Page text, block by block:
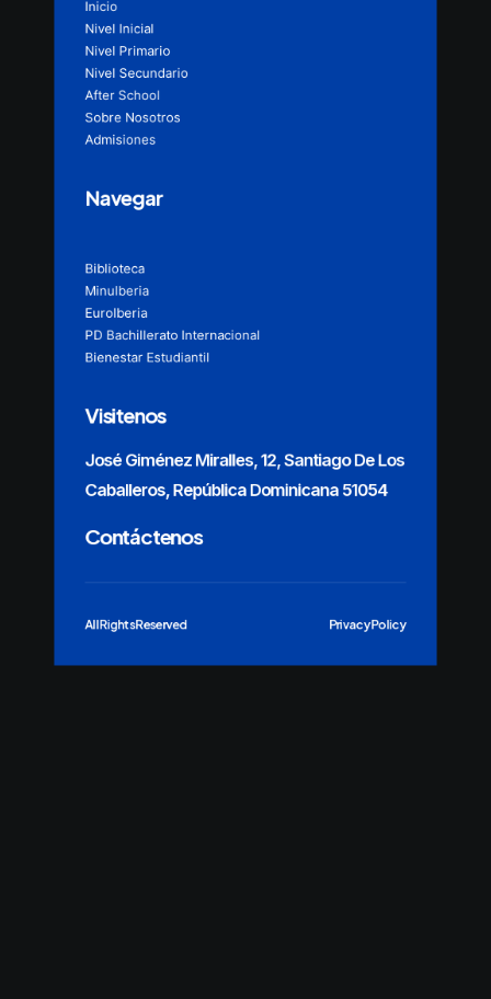
Inicio
Nivel Inicial
Nivel Primario
Nivel Secundario
After School
Sobre Nosotros
Admisiones
Navegar
Biblioteca
MinuIberia
EuroIberia
PD Bachillerato Internacional
Bienestar Estudiantil
Visitenos
José Giménez Miralles, 12, Santiago De Los
Caballeros, República Dominicana 51054
Contáctenos
All Rights Reserved Privacy Policy